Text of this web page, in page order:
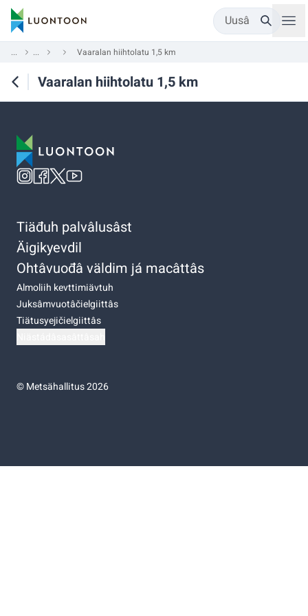
Uusâ
... ... Vaaralan hiihtolatu 1,5 km
Vaaralan hiihtolatu 1,5 km
Tiäđuh palvâlusâst
Äigikyevdil
Ohtâvuođâ väldim já macâttâs
Almoliih kevttimiävtuh
Juksâmvuotâčielgiittâs
Tiätusyejičielgiittâs
©Metsähallitus 2026